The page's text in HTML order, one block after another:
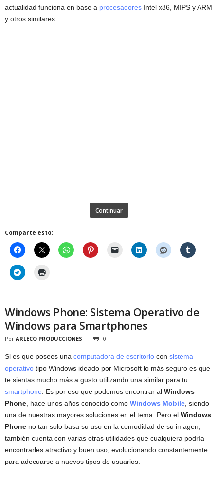
actualidad funciona en base a procesadores Intel x86, MIPS y ARM
y otros similares.
Continuar
Comparte esto:
Windows Phone: Sistema Operativo de
Windows para Smartphones
Por ARLECO PRODUCCIONES 0
Si es que posees una computadora de escritorio con sistema
operativo tipo Windows ideado por Microsoft lo más seguro es que
te sientas mucho más a gusto utilizando una similar para tu
smartphone. Es por eso que podemos encontrar al Windows
Phone, hace unos años conocido como Windows Mobile, siendo
una de nuestras mayores soluciones en el tema. Pero el Windows
Phone no tan solo basa su uso en la comodidad de su imagen,
también cuenta con varias otras utilidades que cualquiera podría
encontrarles atractivo y buen uso, evolucionando constantemente
para adecuarse a nuevos tipos de usuarios.